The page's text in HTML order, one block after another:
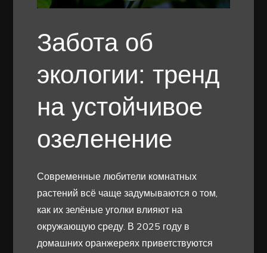
Забота об
экологии: тренд
на устойчивое
озеленение
Современные любители комнатных
растений всё чаще задумываются о том,
как их зелёные уголки влияют на
окружающую среду. В 2025 году в
домашних оранжереях приветствуются